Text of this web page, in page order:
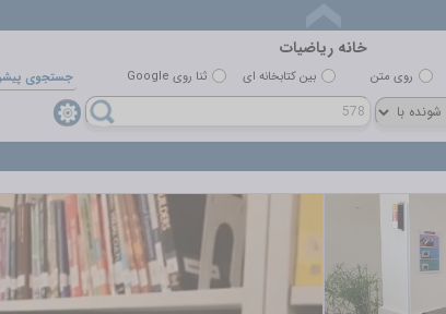
خانه رياضيات
روي متن بين کتابخانه اي ثنا روی Google جستجوي